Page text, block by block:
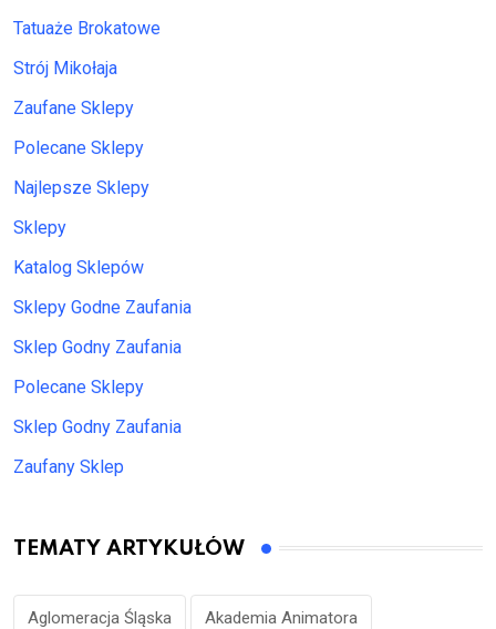
Tatuaże Brokatowe
Strój Mikołaja
Zaufane Sklepy
Polecane Sklepy
Najlepsze Sklepy
Sklepy
Katalog Sklepów
Sklepy Godne Zaufania
Sklep Godny Zaufania
Polecane Sklepy
Sklep Godny Zaufania
Zaufany Sklep
TEMATY ARTYKUŁÓW
Aglomeracja Śląska Akademia Animatora